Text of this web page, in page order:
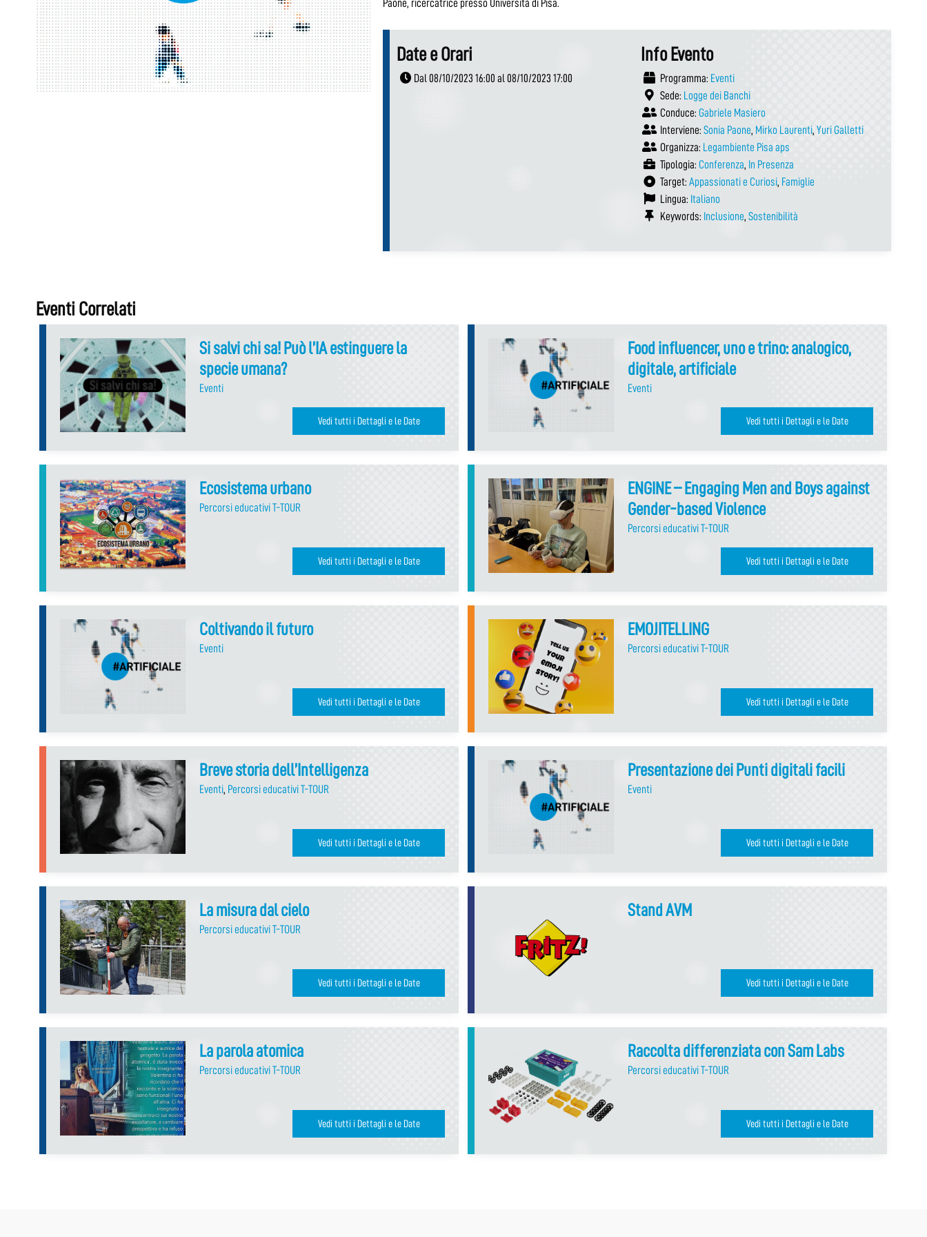
Paone, ricercatrice presso Università di Pisa.
Date e Orari
Dal 08/10/2023 16:00 al 08/10/2023 17:00
Info Evento
Programma: Eventi
Sede: Logge dei Banchi
Conduce: Gabriele Masiero
Interviene: Sonia Paone, Mirko Laurenti, Yuri Galletti
Organizza: Legambiente Pisa aps
Tipologia: Conferenza, In Presenza
Target: Appassionati e Curiosi, Famiglie
Lingua: Italiano
Keywords: Inclusione, Sostenibilità
Eventi Correlati
Si salvi chi sa! Può l’IA estinguere la
specie umana?
Eventi
Vedi tutti i Dettagli e le Date
Food influencer, uno e trino: analogico,
digitale, artificiale
Eventi
Vedi tutti i Dettagli e le Date
Ecosistema urbano
Percorsi educativi T-TOUR
Vedi tutti i Dettagli e le Date
ENGINE – Engaging Men and Boys against
Gender-based Violence
Percorsi educativi T-TOUR
Vedi tutti i Dettagli e le Date
Coltivando il futuro
Eventi
Vedi tutti i Dettagli e le Date
EMOJITELLING
Percorsi educativi T-TOUR
Vedi tutti i Dettagli e le Date
Breve storia dell’Intelligenza
Eventi, Percorsi educativi T-TOUR
Vedi tutti i Dettagli e le Date
Presentazione dei Punti digitali facili
Eventi
Vedi tutti i Dettagli e le Date
La misura dal cielo
Percorsi educativi T-TOUR
Vedi tutti i Dettagli e le Date
Stand AVM
Vedi tutti i Dettagli e le Date
La parola atomica
Percorsi educativi T-TOUR
Vedi tutti i Dettagli e le Date
Raccolta differenziata con Sam Labs
Percorsi educativi T-TOUR
Vedi tutti i Dettagli e le Date